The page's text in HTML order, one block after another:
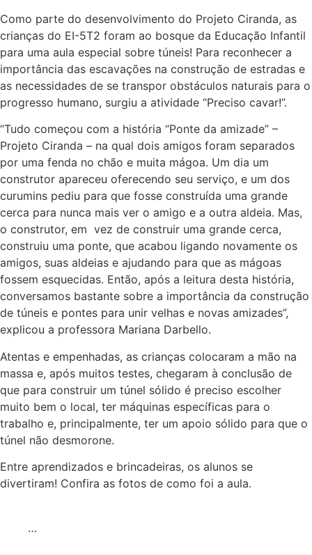
Como parte do desenvolvimento do Projeto Ciranda, as
crianças do EI-5T2 foram ao bosque da Educação Infantil
para uma aula especial sobre túneis! Para reconhecer a
importância das escavações na construção de estradas e
as necessidades de se transpor obstáculos naturais para o
progresso humano, surgiu a atividade “Preciso cavar!”.
“Tudo começou com a história “Ponte da amizade” –
Projeto Ciranda – na qual dois amigos foram separados
por uma fenda no chão e muita mágoa. Um dia um
construtor apareceu oferecendo seu serviço, e um dos
curumins pediu para que fosse construída uma grande
cerca para nunca mais ver o amigo e a outra aldeia. Mas,
o construtor, em vez de construir uma grande cerca,
construiu uma ponte, que acabou ligando novamente os
amigos, suas aldeias e ajudando para que as mágoas
fossem esquecidas. Então, após a leitura desta história,
conversamos bastante sobre a importância da construção
de túneis e pontes para unir velhas e novas amizades”,
explicou a professora Mariana Darbello.
Atentas e empenhadas, as crianças colocaram a mão na
massa e, após muitos testes, chegaram à conclusão de
que para construir um túnel sólido é preciso escolher
muito bem o local, ter máquinas específicas para o
trabalho e, principalmente, ter um apoio sólido para que o
túnel não desmorone.
Entre aprendizados e brincadeiras, os alunos se
divertiram! Confira as fotos de como foi a aula.
…